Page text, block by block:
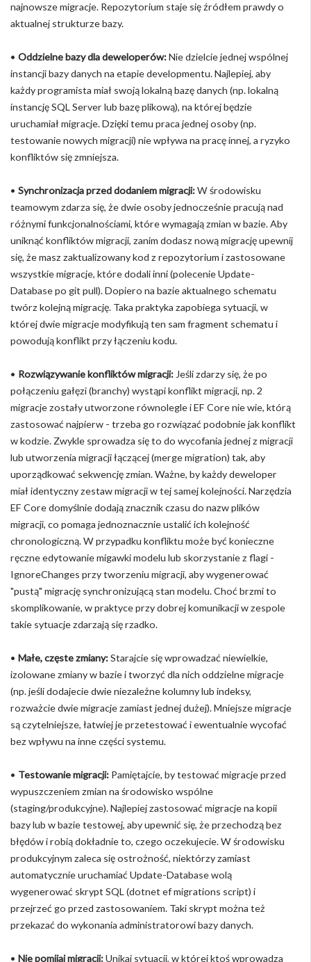
najnowsze migracje. Repozytorium staje się źródłem prawdy o
aktualnej strukturze bazy.
• Oddzielne bazy dla deweloperów:Nie dzielcie jednej wspólnej
instancji bazy danych na etapie developmentu. Najlepiej, aby
każdy programista miał swoją lokalną bazę danych (np. lokalną
instancję SQL Server lub bazę plikową), na której będzie
uruchamiał migracje. Dzięki temu praca jednej osoby (np.
testowanie nowych migracji) nie wpływa na pracę innej, a ryzyko
konfliktów się zmniejsza.
• Synchronizacja przed dodaniem migracji:W środowisku
teamowym zdarza się, że dwie osoby jednocześnie pracują nad
różnymi funkcjonalnościami, które wymagają zmian w bazie. Aby
uniknąć konfliktów migracji, zanim dodasz nową migrację upewnij
się, że masz zaktualizowany kod z repozytorium i zastosowane
wszystkie migracje, które dodali inni (polecenie Update-
Database po git pull). Dopiero na bazie aktualnego schematu
twórz kolejną migrację. Taka praktyka zapobiega sytuacji, w
której dwie migracje modyfikują ten sam fragment schematu i
powodują konflikt przy łączeniu kodu.
• Rozwiązywanie konfliktów migracji:Jeśli zdarzy się, że po
połączeniu gałęzi (branchy) wystąpi konflikt migracji, np. 2
migracje zostały utworzone równolegle i EF Core nie wie, którą
zastosować najpierw - trzeba go rozwiązać podobnie jak konflikt
w kodzie. Zwykle sprowadza się to do wycofania jednej z migracji
lub utworzenia migracji łączącej (merge migration) tak, aby
uporządkować sekwencję zmian. Ważne, by każdy deweloper
miał identyczny zestaw migracji w tej samej kolejności. Narzędzia
EF Core domyślnie dodają znacznik czasu do nazw plików
migracji, co pomaga jednoznacznie ustalić ich kolejność
chronologiczną. W przypadku konfliktu może być konieczne
ręczne edytowanie migawki modelu lub skorzystanie z flagi -
IgnoreChanges przy tworzeniu migracji, aby wygenerować
"pustą" migrację synchronizującą stan modelu. Choć brzmi to
skomplikowanie, w praktyce przy dobrej komunikacji w zespole
takie sytuacje zdarzają się rzadko.
• Małe, częste zmiany:Starajcie się wprowadzać niewielkie,
izolowane zmiany w bazie i tworzyć dla nich oddzielne migracje
(np. jeśli dodajecie dwie niezależne kolumny lub indeksy,
rozważcie dwie migracje zamiast jednej dużej). Mniejsze migracje
są czytelniejsze, łatwiej je przetestować i ewentualnie wycofać
bez wpływu na inne części systemu.
• Testowanie migracji: Pamiętajcie, by testować migracje przed
wypuszczeniem zmian na środowisko wspólne
(staging/produkcyjne). Najlepiej zastosować migracje na kopii
bazy lub w bazie testowej, aby upewnić się, że przechodzą bez
błędów i robią dokładnie to, czego oczekujecie. W środowisku
produkcyjnym zaleca się ostrożność, niektórzy zamiast
automatycznie uruchamiać Update-Database wolą
wygenerować skrypt SQL (dotnet ef migrations script) i
przejrzeć go przed zastosowaniem. Taki skrypt można też
przekazać do wykonania administratorowi bazy danych.
• Nie pomijaj migracji:Unikaj sytuacji, w której ktoś wprowadza